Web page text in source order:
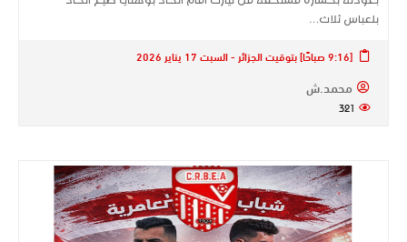
بلعباس ثلاث…
[9:16 صباحًا] بتوقيت الجزائر - السبت 17 يناير 2026
محمد.ش
321